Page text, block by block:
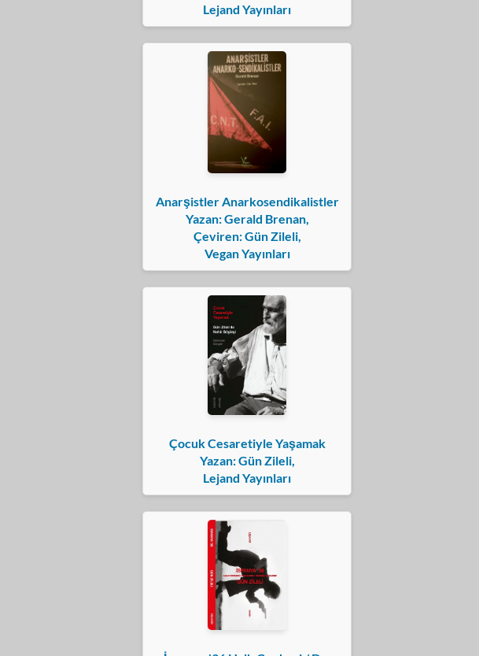
Lejand Yayınları
Anarşistler Anarkosendikalistler
Yazan: Gerald Brenan,
Çeviren: Gün Zileli,
Vegan Yayınları
Çocuk Cesaretiyle Yaşamak
Yazan: Gün Zileli,
Lejand Yayınları